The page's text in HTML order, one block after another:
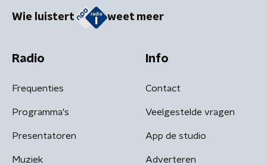
Wie luistert weet meer
Radio
Frequenties
Programma's
Presentatoren
Muziek
Info
Contact
Veelgestelde vragen
App de studio
Adverteren